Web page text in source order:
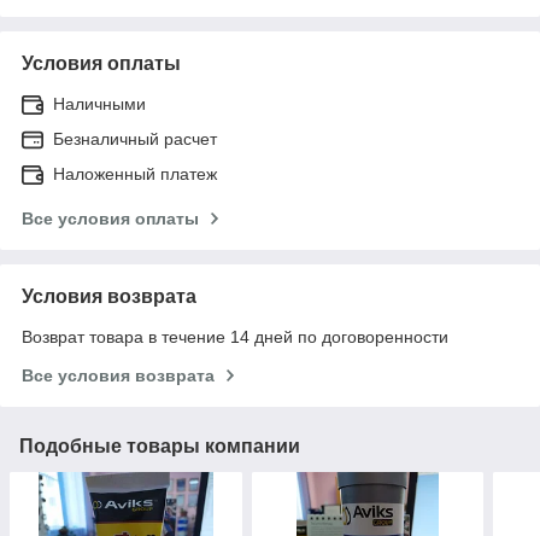
Условия оплаты
Наличными
Безналичный расчет
Наложенный платеж
Все условия оплаты
Условия возврата
Возврат товара в течение 14 дней по договоренности
Все условия возврата
Подобные товары компании